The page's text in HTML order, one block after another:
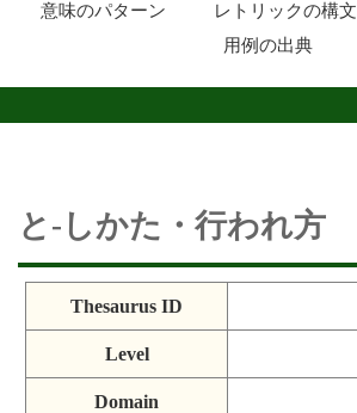
意味のパターン
レトリックの構文
用例の出典
と-しかた・行われ方
Thesaurus ID
Level
Domain